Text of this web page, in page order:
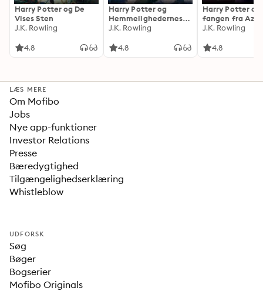
Harry Potter og De
Vises Sten
J.K. Rowling
4.8
Harry Potter og
Hemmelighedernes
Kammer
J.K. Rowling
4.8
Harry Potter og
fangen fra
J.K. Rowling
4.8
LÆS MERE
Om Mofibo
Jobs
Nye app-funktioner
Investor Relations
Presse
Bæredygtighed
Tilgængelighedserklæring
Whistleblow
UDFORSK
Søg
Bøger
Bogserier
Mofibo Originals